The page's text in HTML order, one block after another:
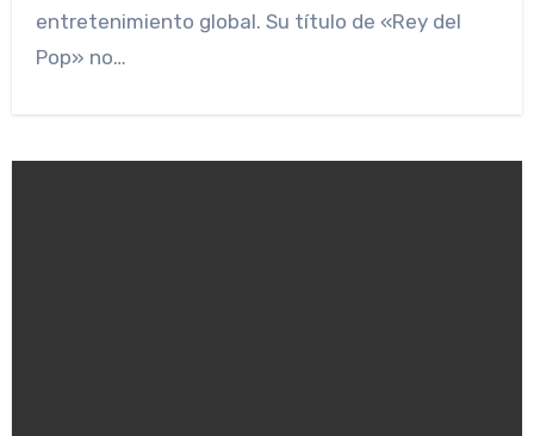
entretenimiento global. Su título de «Rey del
Pop» no…